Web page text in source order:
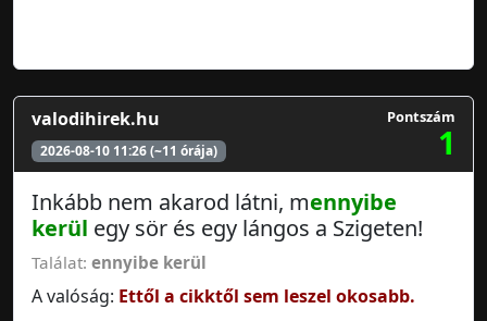
valodihirek.hu
2026-08-10 11:26 (~11 órája)
Pontszám
1
Inkább nem akarod látni, mennyibe
kerül egy sör és egy lángos a Szigeten!
Találat: ennyibe kerül
A valóság: Ettől a cikktől sem leszel okosabb.